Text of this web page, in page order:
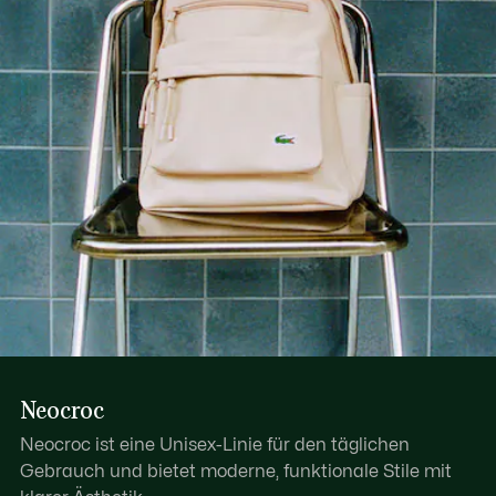
2 Fächer
Erfahren Sie hier mehr
Neocroc
Neocroc ist eine Unisex-Linie für den täglichen
Gebrauch und bietet moderne, funktionale Stile mit